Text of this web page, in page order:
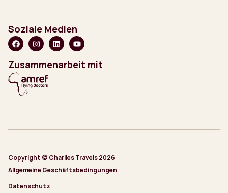
Soziale Medien
Zusammenarbeit mit
Copyright © Charlies Travels 2026
Allgemeine Geschäftsbedingungen
Datenschutz